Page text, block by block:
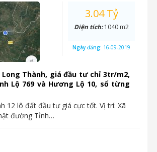
Thành, giá đầu tư chỉ 3tr/m2,
Lộ 769 và Hương Lộ 10, sổ từng
12 lô đất đầu tư giá cực tốt. Vị trí: Xã
đường Tỉnh…
3.04 Tỷ
Diện tích:1040 m2
Ngày đăng: 16-09-2019